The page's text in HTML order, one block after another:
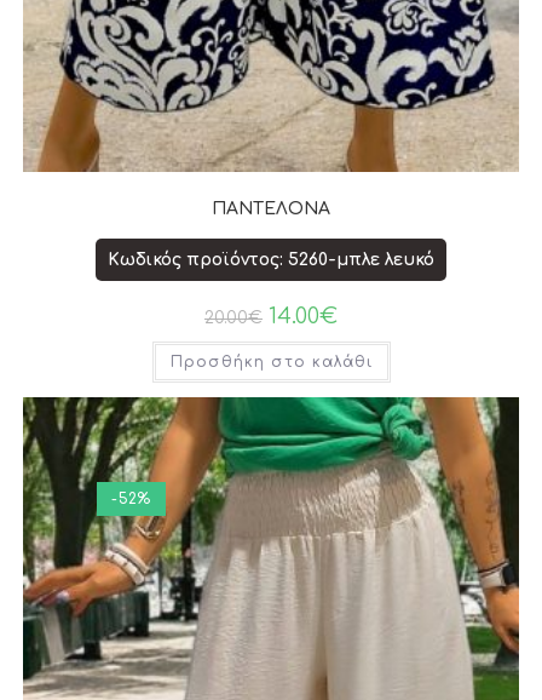
ΠΑΝΤΕΛΟΝΑ
Κωδικός προϊόντος: 5260-μπλε λευκό
20.00€ 14.00€
Προσθήκη στο καλάθι
-52%